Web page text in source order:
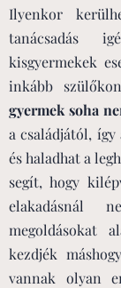
Ilyenkor
tanácsadás
kisgyermekek
inkább
gyermek soha
a családjától,
és haladhat a
segít, hogy
elakadásnál
megoldásokat
kezdjék
vannak olyan